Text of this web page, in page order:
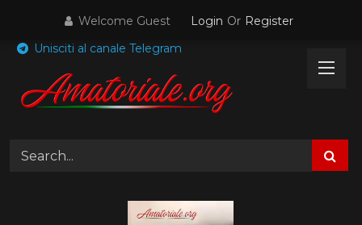
content
Welcome Guest Login Or Register
Unisciti al canale Telegram